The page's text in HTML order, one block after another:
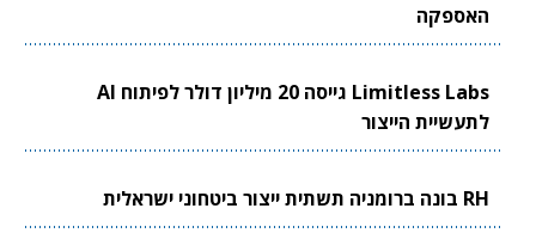
האספקה
Limitless Labs גייסה 20 מיליון דולר לפיתוח AI
לתעשיית הייצור
RH בונה ברומניה תשתית ייצור ביטחוני ישראלית